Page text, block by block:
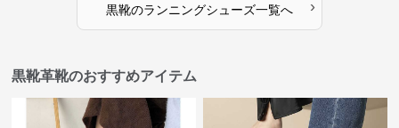
黒靴のランニングシューズ一覧へ ›
黒靴革靴のおすすめアイテム